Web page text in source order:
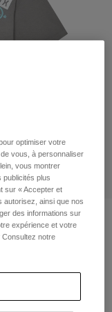
Tee
optimiser votre
vous, à personnaliser
vous montrer
publicités plus
sur « Accepter et
autorisez, ainsi que nos
des informations sur
expérience et votre
Consultez notre